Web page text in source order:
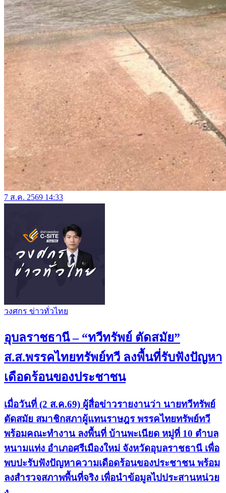
7 ส.ค. 2569 14:33
วงศกร ข่าวทั่วไทย
อุบลราชธานี – “ทวีทรัพย์ ตัดสมัย”
ส.ส.พรรคไทยทรัพย์ทวี ลงพื้นที่รับฟังปัญหา
เดือดร้อนของประชาชน
เมื่อวันที่ (2 ส.ค.69) ผู้สื่อข่าวรายงานว่า นายทวีทรัพย์
ตัดสมัย สมาชิกสภาผู้แทนราษฎร พรรคไทยทรัพย์ทวี
พร้อมคณะทำงาน ลงพื้นที่ บ้านพะเนียด หมู่ที่ 10 ตำบล
หนามแท่ง อำเภอศรีเมืองใหม่ จังหวัดอุบลราชธานี เพื่อ
พบปะรับฟังปัญหาความเดือดร้อนของประชาชน พร้อม
ลงสำรวจสภาพพื้นที่จริง เพื่อนำข้อมูลไปประสานหน่วย